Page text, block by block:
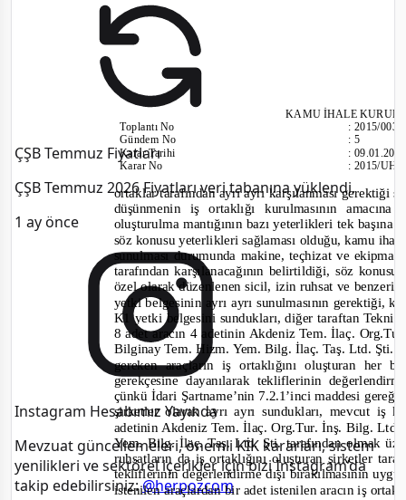
ÇŞB Temmuz Fiyatları
ÇŞB Temmuz 2026 Fiyatları veri tabanına yüklendi.
1 ay önce
Instagram Hesabımız Yayında
Mevzuat güncellemeleri, önemli KİK kararları, sistem
yenilikleri ve sektörel içerikler için bizi Instagram’da
takip edebilirsiniz:@herpozcom
KAMU İHALE
ToplantıNo
Gündem No
Karar Tarihi
Karar No
:2015/003
:5
:
:2015/
ortaklar tarafından ayrı ayrı karşılanması
düşünmenin iş ortaklığı kurulmasının
oluşturulma mantığının bazı yeterlikleri tek başına
söz konusu yeterlikleri sağlaması olduğu, kamu
sunulması durumunda makine, teçhizat ve
tarafından karşılanacağının belirtildiği, söz
özel olarak düzenlenen sicil, izin ruhsat ve
yetki belgesinin ayrı ayrı sunulmasının gerektiği,
K1 yetki belgesini sundukları, diğer taraftan
8 adet aracın 4 adetinin Akdeniz Tem. İlaç.
Bilginay Tem. Hizm. Yem. Bilg. İlaç. Taş. Ltd. Şti.
gereken araçların iş ortaklığını oluşturan her
gerekçesine dayanılarak tekliflerinin
çünkü İdari Şartname’nin 7.2.1’inci maddesi
şirketler olarak ayrı ayrı sundukları, mevcut iş
adetinin Akdeniz Tem. İlaç. Org.Tur. İnş. Bilg.
Yem. Bilg. İlaç. Taş. Ltd. Şti. tarafından olmak
ruhsatların da iş ortaklığını oluşturan şirketler
tekliflerinin değerlendirme dışı bırakılmasının
istenilen araçlardan bir adet istenilen aracın iş